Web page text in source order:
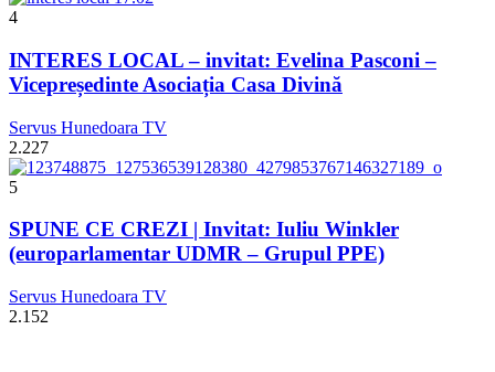
4
INTERES LOCAL – invitat: Evelina Pasconi –
Vicepreședinte Asociația Casa Divină
Servus Hunedoara TV
2.227
5
SPUNE CE CREZI | Invitat: Iuliu Winkler
(europarlamentar UDMR – Grupul PPE)
Servus Hunedoara TV
2.152